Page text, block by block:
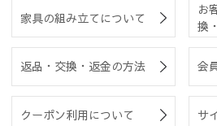
家具の組み立てについて
お
換
返品・交換・返金の方法 会
クーポン利用について サ